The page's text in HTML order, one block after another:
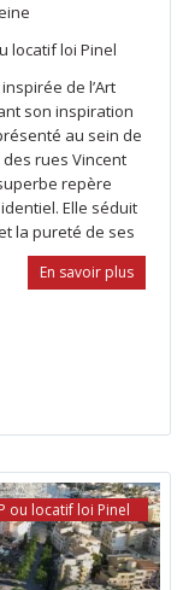
locatif loi Pinel
de l’Art
son inspiration
au sein de
des rues Vincent
repère
Elle séduit
la pureté de ses
En savoir plus
ou locatif loi Pinel